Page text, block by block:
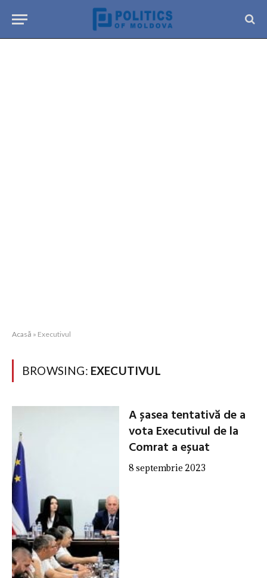
Acasă » Executivul
BROWSING: EXECUTIVUL
A șasea tentativă de a
vota Executivul de la
Comrat a eșuat
8 septembrie 2023